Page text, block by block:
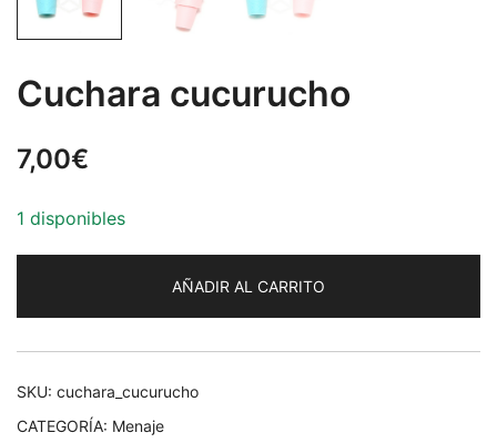
Cuchara cucurucho
7,00€
1 disponibles
AÑADIR AL CARRITO
SKU: cuchara_cucurucho
CATEGORÍA: Menaje